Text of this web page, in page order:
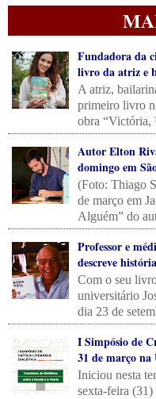
Fundadora da
livro da atriz e
A atriz,
primeiro livro
obra “Victória,
Autor Elton
domingo em
(Foto: Thiago
de março em
Alguém” do
Professor e
descreve
Com o seu
universitário
dia 23 de
I Simpósio de
31 de março
Iniciou nesta
sexta-feira